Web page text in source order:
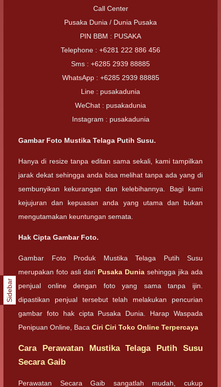
Call Center
Pusaka Dunia / Dunia Pusaka
PIN BBM : PUSAKA
Telephone : +6281 222 886 456
Sms : +6285 2939 88885
WhatsApp : +6285 2939 88885
Line : pusakadunia
WeChat : pusakadunia
Instagram : pusakadunia
Gambar Foto Mustika Telaga Putih Susu.
Hanya di resize tanpa editan sama sekali, kami tampilkan
jarak dekat sehingga anda bisa melihat tanpa ada yang di
sembunyikan kekurangan dan kelebihannya. Bagi kami
kejujuran dan kepuasan anda yang utama dan bukan
mengutamakan keuntungan semata.
Hak Cipta Gambar Foto.
Gambar Foto Produk Mustika Telaga Putih Susu
merupakan foto asli dari Pusaka Dunia sehingga jika ada
penjual online dengan foto yang sama tanpa ijin.
dipastikan penjual tersebut telah melakukan pencurian
gambar foto hak cipta Pusaka Dunia. Harap Waspada
Penipuan Online, Baca Ciri Ciri Toko Online Terpercaya
Cara Perawatan Mustika Telaga Putih Susu
Secara Gaib
Perawatan Secara Gaib sangatlah mudah, cukup
Sidebar